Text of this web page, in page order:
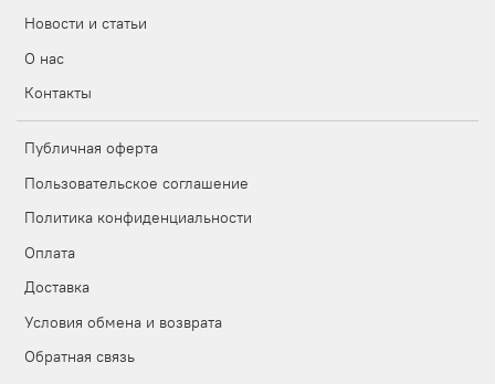
Новости и статьи
О нас
Контакты
Публичная оферта
Пользовательское соглашение
Политика конфиденциальности
Оплата
Доставка
Условия обмена и возврата
Обратная связь